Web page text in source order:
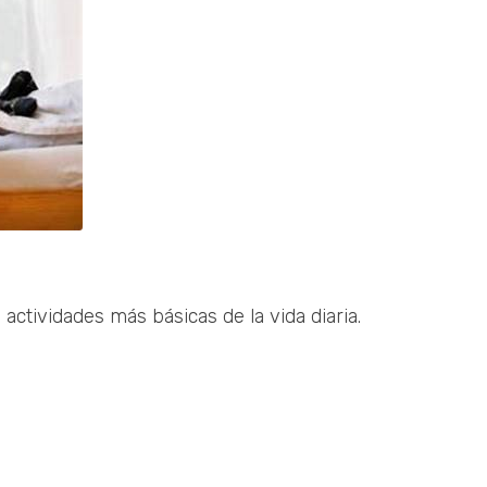
más básicas de la vida diaria.